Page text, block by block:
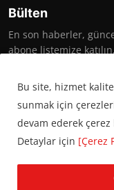
Bülten
En son haberler,
abone listemize
KVKK Aydınlatma
Bu site, hizmet
sunmak için
devam ederek çerez
Detaylar için [Çerez